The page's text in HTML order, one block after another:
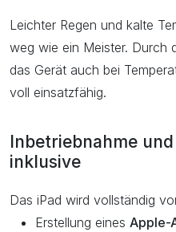
Leichter Regen und kalte
weg wie ein Meister. Durch
das Gerät auch bei
voll einsatzfähig.
Inbetriebnahme
inklusive
Das iPad wird vollständig
Erstellung eines Apple-